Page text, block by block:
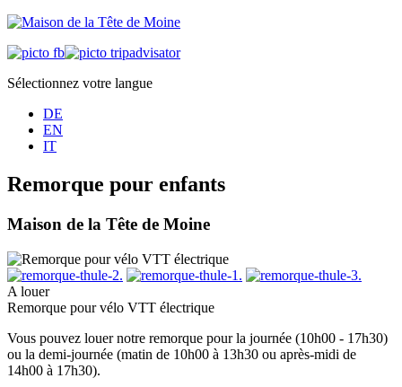
Sélectionnez votre langue
DE
EN
IT
Remorque pour enfants
Maison de la Tête de Moine
A louer
Remorque pour vélo VTT électrique
Vous pouvez louer notre remorque pour la journée (10h00 - 17h30)
ou la demi-journée (matin de 10h00 à 13h30 ou après-midi de
14h00 à 17h30).